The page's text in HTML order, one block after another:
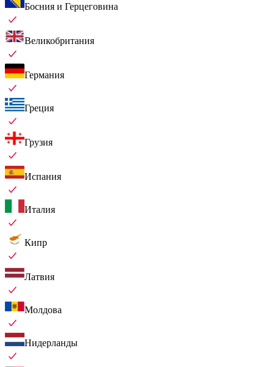
Босния и Герцеговина
Великобритания
Германия
Греция
Грузия
Испания
Италия
Кипр
Латвия
Молдова
Нидерланды